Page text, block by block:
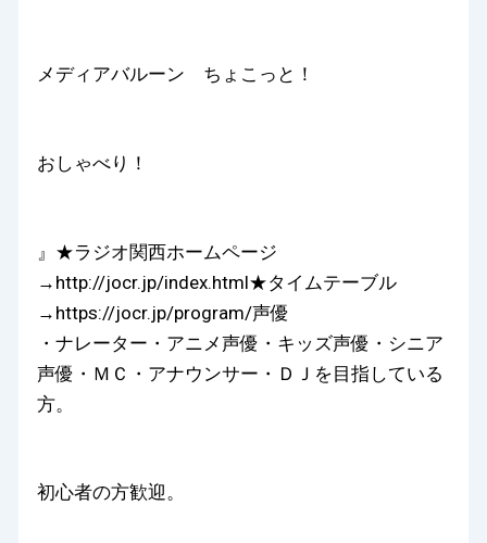
メディアバルーン ちょこっと！
おしゃべり！
』★ラジオ関西ホームページ
→http://jocr.jp/index.html★タイムテーブル
→https://jocr.jp/program/声優
・ナレーター・アニメ声優・キッズ声優・シニア
声優・ＭＣ・アナウンサー・ＤＪを目指している
方。
初心者の方歓迎。